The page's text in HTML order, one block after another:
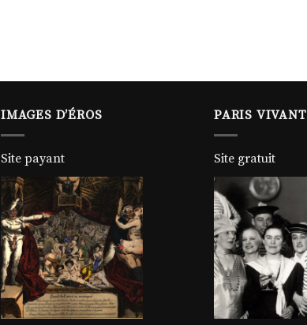
IMAGES D’ÉROS
Site payant
PARIS VIVANT
Site gratuit